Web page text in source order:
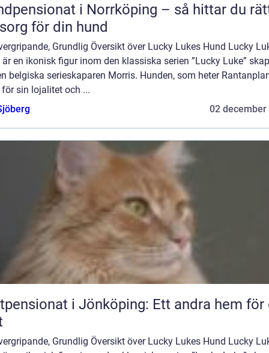
i Norrköping – så hittar du
för din hund
Grundlig Översikt över Lucky Lukes Hund Lucky
en ikonisk figur inom den klassiska serien ”Lucky Luke”
belgiska serieskaparen Morris. Hunden, som heter
sin lojalitet och ...
02 december
i Jönköping: Ett andra hem för
Grundlig Översikt över Lucky Lukes Hund Lucky